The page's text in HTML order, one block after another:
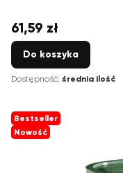
Cena
61,59 zł
Do koszyka
Dostępność: średnia ilość
Bestseller
Nowość